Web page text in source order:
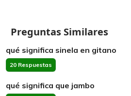
Preguntas Similares
qué significa sinela en gitano
20 Respuestas
qué significa que jambo